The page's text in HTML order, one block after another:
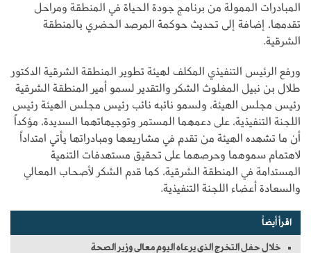
المبادرات الممولة من برنامج جودة الحياة في المنطقة ومراحل
تقدمها، إضافة إلى تحديث حوكمة المرصد الحضري بالمنطقة
الشرقية.
ورفع الرئيس التنفيذي المكلف لهيئة تطوير المنطقة الشرقية الدكتور
طلال بن نبيل المغلوث الشكر والتقدير لسمو أمير المنطقة الشرقية
رئيس مجلس الهيئة، ولسمو نائبه نائب رئيس مجلس الهيئة رئيس
اللجنة التنفيذية، على دعمهما المستمر وتوجيهاتهما السديدة، مؤكداً
أن ما تشهده الهيئة من تقدم في مشاريعها ومبادراتها يأتي امتداداً
لاهتمام سموهما وحرصهما على تحقيق مستهدفات التنمية
المستدامة في المنطقة الشرقية، كما قدم الشكر لأصحاب المعالي
والسعادة أعضاء اللجنة التنفيذية.
اقرأ أيضاً
خلال حفل التخرج الذي يرعاه اليوم معالي وزير الصحة